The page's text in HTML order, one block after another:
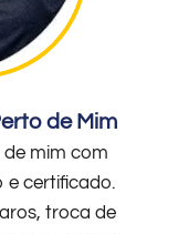
de Mim
de mim com
e certificado.
troca de